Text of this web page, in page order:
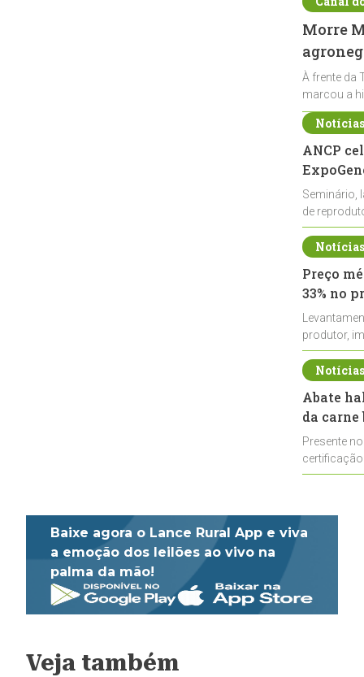
Morre
À frente da
marcou a
ANCP
Seminário,
de
durante a
Preço
33% no
produtor,
de leite cru
Abate
da
Presente
Baixe agora o Lance Rural App e viva
a emoção dos leilões ao vivo na
palma da mão!
Veja também